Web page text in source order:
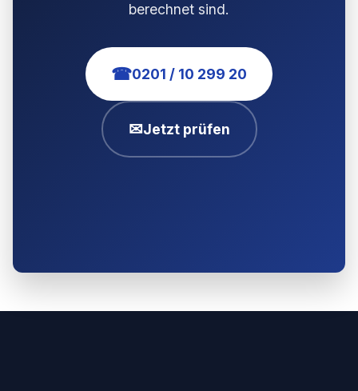
berechnet sind.
☎0201 / 10 299 20
✉Jetzt prüfen